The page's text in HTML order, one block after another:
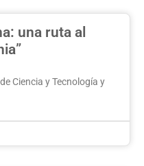
una ruta al
Ciencia y Tecnología y